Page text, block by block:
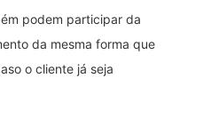
podem participar da
da mesma forma que
o cliente já seja